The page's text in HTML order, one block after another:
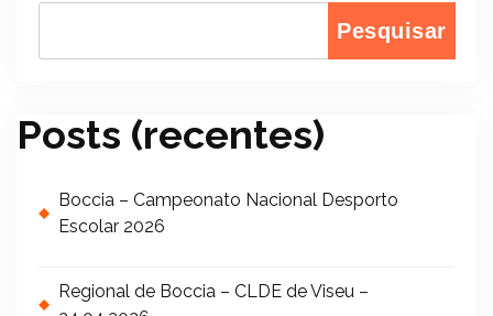
Pesquisar
Posts (recentes)
Boccia – Campeonato Nacional Desporto
Escolar 2026
Regional de Boccia – CLDE de Viseu –